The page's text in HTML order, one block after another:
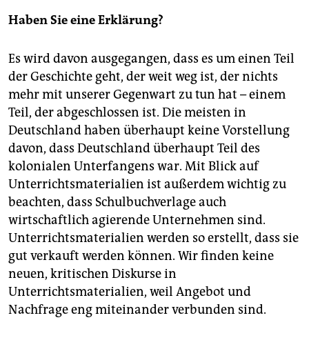
Haben Sie eine Erklärung?
Es wird davon ausgegangen, dass es um einen Teil
der Geschichte geht, der weit weg ist, der nichts
mehr mit unserer Gegenwart zu tun hat – einem
Teil, der abgeschlossen ist. Die meisten in
Deutschland haben überhaupt keine Vorstellung
davon, dass Deutschland überhaupt Teil des
kolonialen Unterfangens war. Mit Blick auf
Unterrichtsmaterialien ist außerdem wichtig zu
beachten, dass Schulbuchverlage auch
wirtschaftlich agierende Unternehmen sind.
Unterrichtsmaterialien werden so erstellt, dass sie
gut verkauft werden können. Wir finden keine
neuen, kritischen Diskurse in
Unterrichtsmaterialien, weil Angebot und
Nachfrage eng miteinander verbunden sind.